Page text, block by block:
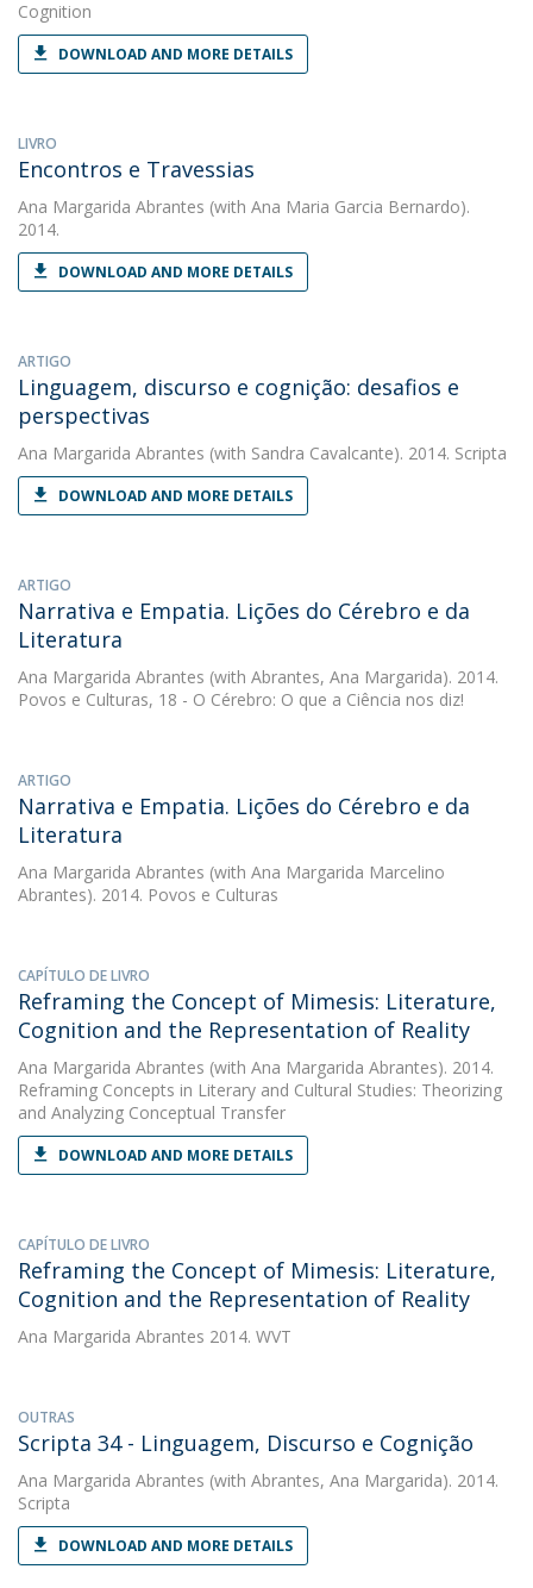
Cognition
DOWNLOAD AND MORE DETAILS
LIVRO
Encontros e Travessias
Ana Margarida Abrantes (with Ana Maria Garcia Bernardo).
2014.
DOWNLOAD AND MORE DETAILS
ARTIGO
Linguagem, discurso e cognição: desafios e
perspectivas
Ana Margarida Abrantes (with Sandra Cavalcante). 2014. Scripta
DOWNLOAD AND MORE DETAILS
ARTIGO
Narrativa e Empatia. Lições do Cérebro e da
Literatura
Ana Margarida Abrantes (with Abrantes, Ana Margarida). 2014.
Povos e Culturas, 18 - O Cérebro: O que a Ciência nos diz!
ARTIGO
Narrativa e Empatia. Lições do Cérebro e da
Literatura
Ana Margarida Abrantes (with Ana Margarida Marcelino
Abrantes). 2014. Povos e Culturas
CAPÍTULO DE LIVRO
Reframing the Concept of Mimesis: Literature,
Cognition and the Representation of Reality
Ana Margarida Abrantes (with Ana Margarida Abrantes). 2014.
Reframing Concepts in Literary and Cultural Studies: Theorizing
and Analyzing Conceptual Transfer
DOWNLOAD AND MORE DETAILS
CAPÍTULO DE LIVRO
Reframing the Concept of Mimesis: Literature,
Cognition and the Representation of Reality
Ana Margarida Abrantes 2014. WVT
OUTRAS
Scripta 34 - Linguagem, Discurso e Cognição
Ana Margarida Abrantes (with Abrantes, Ana Margarida). 2014.
Scripta
DOWNLOAD AND MORE DETAILS